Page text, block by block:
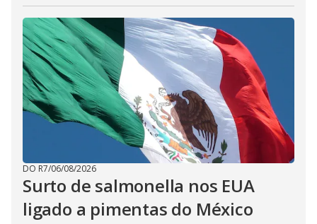
DO R7/06/08/2026
Surto de salmonella nos EUA
ligado a pimentas do México